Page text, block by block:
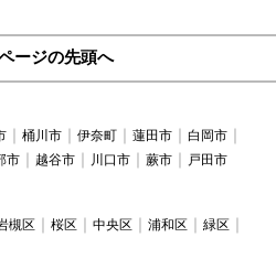
ージの先頭へ
桶川市 伊奈町 蓮田市
白岡市
市 越谷市 川口市 蕨市 戸田市
槻区 桜区 中央区 浦和区
緑区